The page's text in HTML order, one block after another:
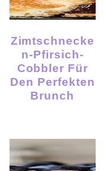
Zimtschnecke
N-Pfirsich-
Cobbler Für
Den Perfekten
Brunch